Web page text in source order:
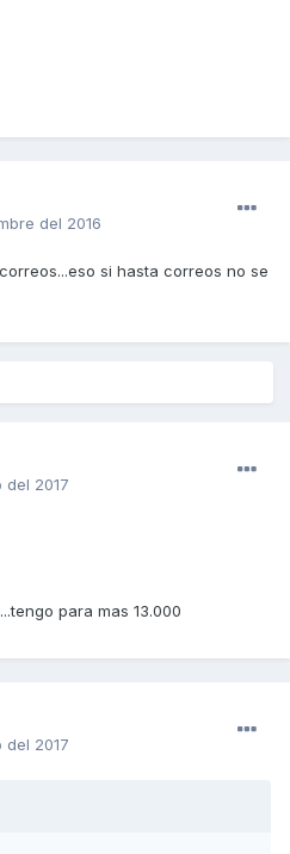
del 2016
si hasta correos no se
del 2017
para mas 13.000
del 2017